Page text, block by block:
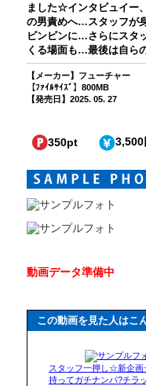
ました☆インタビュイー
の男責めへ…スタッフが
ビンビンに…さらにスタ
くる場面も…最後は自ら
【メーカー】フューチャー
【ﾌｧｲﾙｻｲｽﾞ】800MB
【発売日】2025. 05. 27
350pt 3,500
動画データ準備中
この動画を見た人はこ
スタッフ一押し☆新企
持ってガチナンパ?チラ